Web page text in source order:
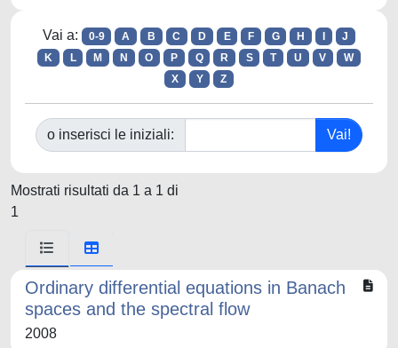
Vai a: 0-9 A B C D E F G H
J
K
L M N O P Q R S T U V
W
X
Y Z
o inserisci le iniziali:
Mostrati risultati da 1 a 1 di
1
Ordinary differential equations in Banach
spaces and the spectral flow
2008